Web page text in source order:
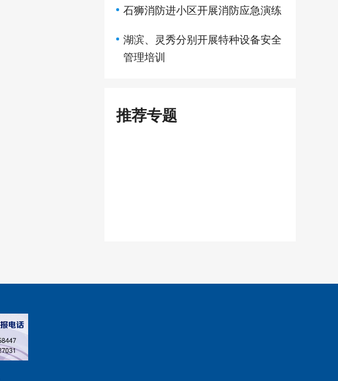
石狮消防进小区开展消防应急演练
湖滨、灵秀分别开展特种设备安全
管理培训
推荐专题